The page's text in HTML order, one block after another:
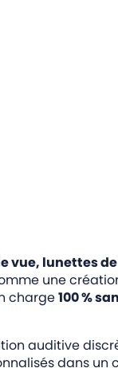
vue, lunettes
une
charge100 %
auditive
dans un